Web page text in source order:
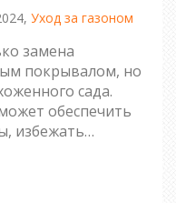
Уход за газоном
замена
покрывалом, но
сада.
обеспечить
избежать
Расскажем,
густо, и
как правильно